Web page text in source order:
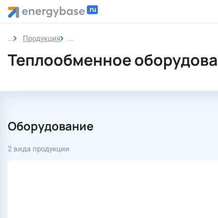
Продукция Теплообменное оборудование
Теплообменное
Оборудование
2 вида продукции